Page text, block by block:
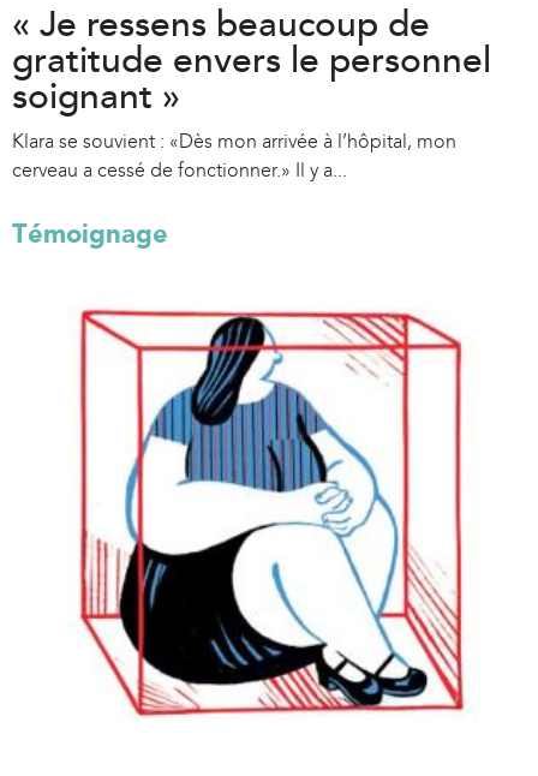
« Je ressens beaucoup de
gratitude envers le personnel
soignant »
Klara se souvient : «Dès mon arrivée à l’hôpital, mon
cerveau a cessé de fonctionner.» Il y a...
Témoignage